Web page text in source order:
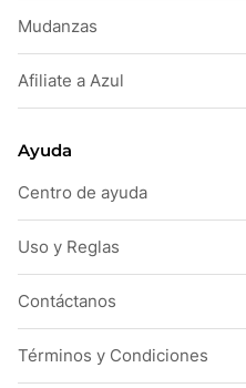
Mudanzas
Afiliate a Azul
Ayuda
Centro de ayuda
Uso y Reglas
Contáctanos
Términos y Condiciones